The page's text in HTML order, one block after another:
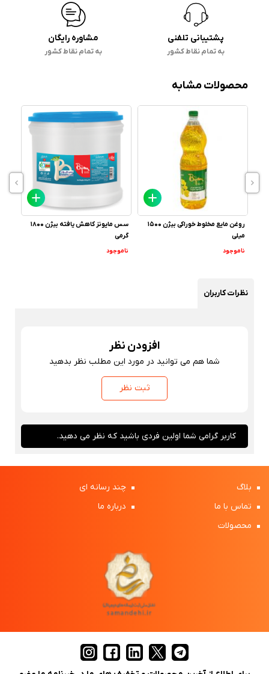
پشتیبانی تلفنی
به تمام نقاط کشور
مشاوره رایگان
به تمام نقاط کشور
محصولات مشابه
روغن مایع مخلوط خوراکی بیژن 1500
میلی
ناموجود
سس مایونز کاهش یافته بیژن 1800
گرمی
ناموجود
نظرات کاربران
افزودن نظر
شما هم می توانید در مورد این مطلب نظر بدهید
ثبت نظر
کاربر گرامی شما اولین فردی باشید که نظر می دهید.
بلاگ
چند رسانه ای
تماس با ما
درباره ما
محصولات